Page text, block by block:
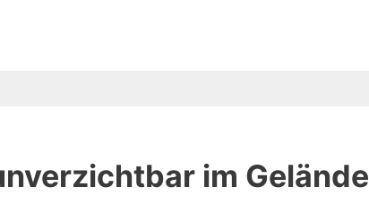
im Gelände